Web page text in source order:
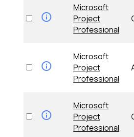
Microsoft
Project
Professional
Microsoft
Project
Professional
Microsoft
Project
Professional